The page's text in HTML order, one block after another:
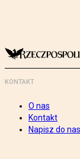
KONTAKT
O nas
Kontakt
Napisz do nas